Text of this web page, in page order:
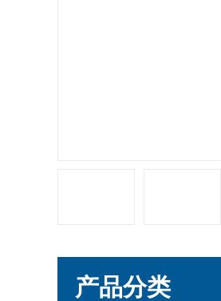
产品分类